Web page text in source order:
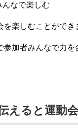
んなで楽しむ
楽しむことができ
参加者みんなで力
えると運動